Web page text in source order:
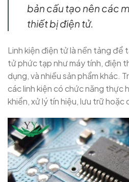
bản cấu tạo nên các
thiết bị điện tử.
Linh kiện điện tử là nền tảng để
tử phức tạp như máy tính, điện
dụng, và nhiều sản phẩm khác.
các linh kiện có chức năng thực
khiển, xử lý tín hiệu, lưu trữ hoặc